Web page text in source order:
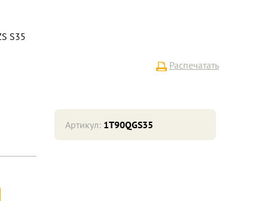
S35
Распечатать
Артикул: 1T90QGS35